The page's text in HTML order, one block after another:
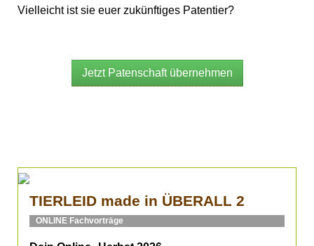
Vielleicht ist sie euer zukünftiges Patentier?
Jetzt Patenschaft übernehmen
TIERLEID made in ÜBERALL 2
ONLINE Fachvorträge